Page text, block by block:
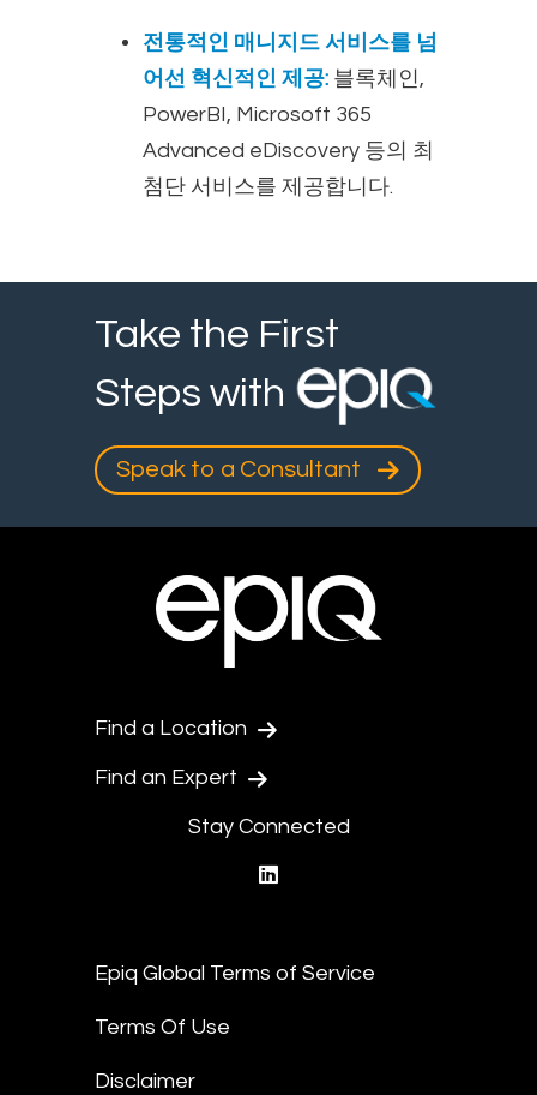
전통적인 매니지드 서비스를 넘
어선 혁신적인 제공: 블록체인,
PowerBI, Microsoft 365
Advanced eDiscovery 등의 최
첨단 서비스를 제공합니다.
Take the First
Steps with
Speak to a Consultant
Find a Location
Find an Expert
Stay Connected
Epiq Global Terms of Service
Terms Of Use
Disclaimer